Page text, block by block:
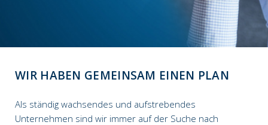
WIR HABEN GEMEINSAM EINEN PLAN
Als ständig wachsendes und aufstrebendes
Unternehmen sind wir immer auf der Suche nach